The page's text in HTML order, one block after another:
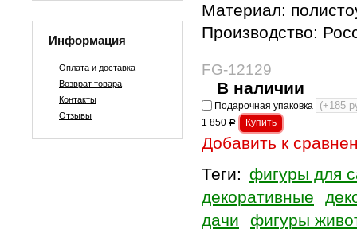
Информация
Оплата и доставка
Возврат товара
Контакты
Отзывы
Материал:
Производство:
FG-12129
В наличии
Подарочная упаковка
1 850 Р
Добавить к
Теги: фигуры для
декоративные
дачи
фигуры